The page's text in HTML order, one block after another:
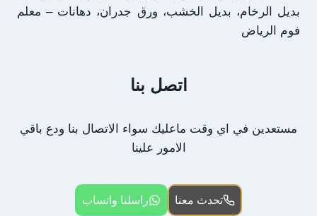
بديل الرخام، بديل الخشب، ورق جدران، دهانات – معلم
فوم الرياض
اتصل بنا
مستعدين في اي وقت ماعليك سواء الاتصال بنا ودع باقي
الامور علينا
تحدث معنا راسلنا واتساب